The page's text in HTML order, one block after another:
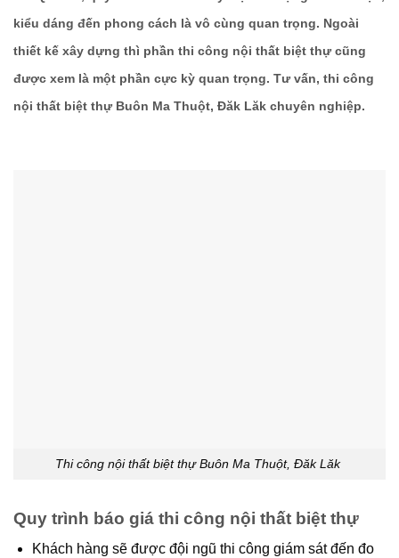
kiểu dáng đến phong cách là vô cùng quan trọng. Ngoài
thiết kế xây dựng thì phần thi công nội thất biệt thự cũng
được xem là một phần cực kỳ quan trọng. Tư vấn, thi công
nội thất biệt thự Buôn Ma Thuột, Đăk Lăk chuyên nghiệp.
Thi công nội thất biệt thự Buôn Ma Thuột, Đăk Lăk
Quy trình báo giá thi công nội thất biệt thự
Khách hàng sẽ được đội ngũ thi công giám sát đến đo